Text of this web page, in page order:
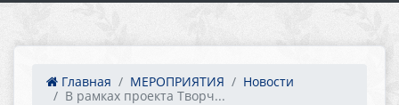
Главная МЕРОПРИЯТИЯ
Новости
В рамках проекта Творч...